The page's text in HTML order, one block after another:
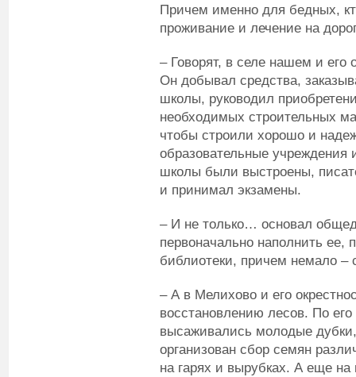
Причем именно для бедных,
проживание и лечение на
– Говорят, в селе нашем и его
Он добывал средства,
школы, руководил
необходимых строительных
чтобы строили хорошо и
образовательные учреждения
школы были выстроены,
и принимал экзамены.
– И не только… основал
первоначально наполнить
библиотеки, причем немало
– А в Мелихово и его
восстановлению лесов. По
высаживались молодые
организован сбор семян
на гарях и вырубках. А еще